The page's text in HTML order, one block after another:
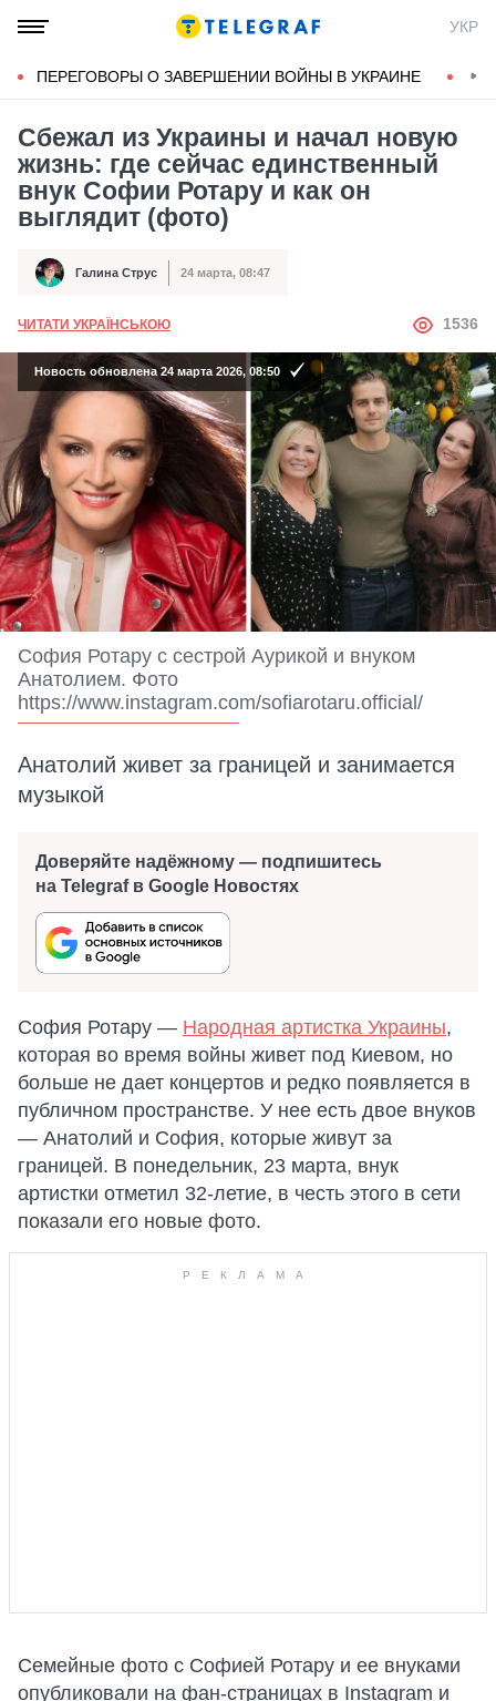
УКР
ПЕРЕГОВОРЫ О ЗАВЕРШЕНИИ ВОЙНЫ В УКРАИНЕ
Сбежал из Украины и начал новую
жизнь: где сейчас единственный
внук Софии Ротару и как он
выглядит (фото)
Автор Галина Струс
Дата публикации 24 марта, 08:47
ЧИТАТИ УКРАЇНСЬКОЮ АВТОР
1536
Новость обновлена 24 марта 2026, 08:50
София Ротару с сестрой Аурикой и внуком
Анатолием. Фото
https://www.instagram.com/sofiarotaru.official/
Анатолий живет за границей и занимается
музыкой
Доверяйте надёжному — подпишитесь
на Telegraf в Google Новостях
София Ротару — Народная артистка Украины,
которая во время войны живет под Киевом, но
больше не дает концертов и редко появляется в
публичном пространстве. У нее есть двое внуков
— Анатолий и София, которые живут за
границей. В понедельник, 23 марта, внук
артистки отметил 32-летие, в честь этого в сети
показали его новые фото.
Семейные фото с Софией Ротару и ее внуками
опубликовали на фан-страницах в Instagram и